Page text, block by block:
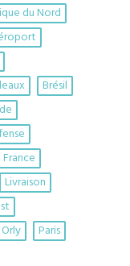
du Nord
Brésil
France
Livraison
Orly
Paris